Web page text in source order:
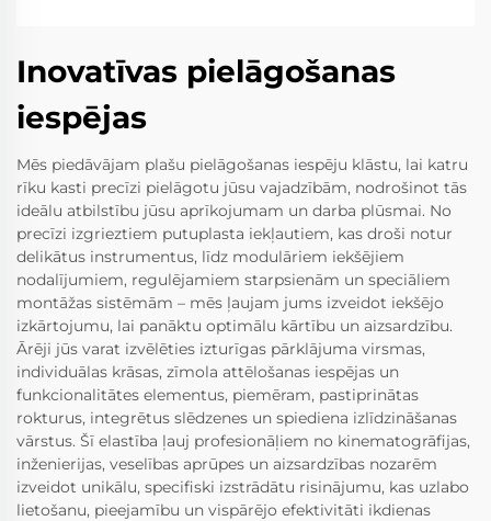
Inovatīvas pielāgošanas
iespējas
Mēs piedāvājam plašu pielāgošanas iespēju klāstu, lai katru
rīku kasti precīzi pielāgotu jūsu vajadzībām, nodrošinot tās
ideālu atbilstību jūsu aprīkojumam un darba plūsmai. No
precīzi izgrieztiem putuplasta iekļautiem, kas droši notur
delikātus instrumentus, līdz modulāriem iekšējiem
nodalījumiem, regulējamiem starpsienām un speciāliem
montāžas sistēmām – mēs ļaujam jums izveidot iekšējo
izkārtojumu, lai panāktu optimālu kārtību un aizsardzību.
Ārēji jūs varat izvēlēties izturīgas pārklājuma virsmas,
individuālas krāsas, zīmola attēlošanas iespējas un
funkcionalitātes elementus, piemēram, pastiprinātas
rokturus, integrētus slēdzenes un spiediena izlīdzināšanas
vārstus. Šī elastība ļauj profesionāļiem no kinematogrāfijas,
inženierijas, veselības aprūpes un aizsardzības nozarēm
izveidot unikālu, specifiski izstrādātu risinājumu, kas uzlabo
lietošanu, pieejamību un vispārējo efektivitāti ikdienas